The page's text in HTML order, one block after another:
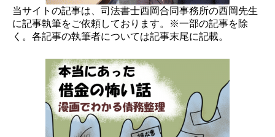
当サイトの記事は、司法書士西岡合同事務所の西岡先生
に記事執筆をご依頼しております。※一部の記事を除
く。各記事の執筆者については記事末尾に記載。